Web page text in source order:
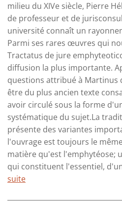
milieu du XIVe siècle, Pierre
de professeur et de
université connaît un
Parmi ses rares œuvres qui
Tractatus de jure
diffusion la plus importante.
questions attribué à Martinus
être du plus ancien texte
avoir circulé sous la forme
systématique du sujet.La
présente des variantes
l'ouvrage est toujours le
matière qu'est l'emphytéose;
qui constituent l'essentiel,
suite